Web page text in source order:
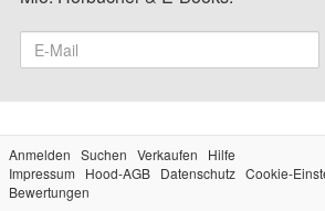
Anmelden Suchen Verkaufen
Hilfe
Impressum
Hood-AGB Datenschutz Cookie-
Bewertungen